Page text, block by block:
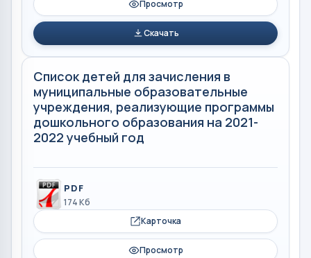
Просмотр
Скачать
Список детей для зачисления в
муниципальные образовательные
учреждения, реализующие программы
дошкольного образования на 2021-
2022 учебный год
PDF
174 Кб
Карточка
Просмотр